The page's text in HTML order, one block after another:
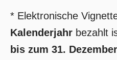
* Elektronische
Kalenderjahrbezahlt
bis zum 31. Dezember